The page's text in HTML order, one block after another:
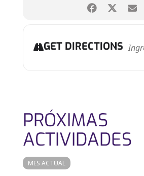
GET DIRECTIONS
PRÓXIMAS
ACTIVIDADES
MES ACTUAL